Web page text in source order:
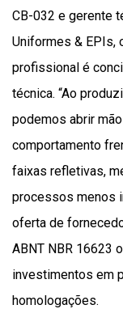
CB-032 e gerente
Uniformes & EPIs,
profissional é
técnica. “Ao
podemos abrir
comportamento
faixas refletivas,
processos menos
oferta de
ABNT NBR 16623
investimentos em
homologações.